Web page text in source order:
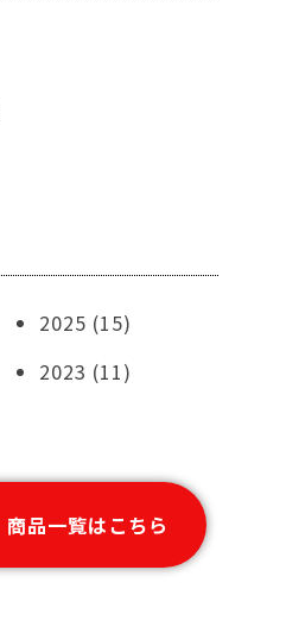
2025 (15)
2023 (11)
商品一覧はこちら